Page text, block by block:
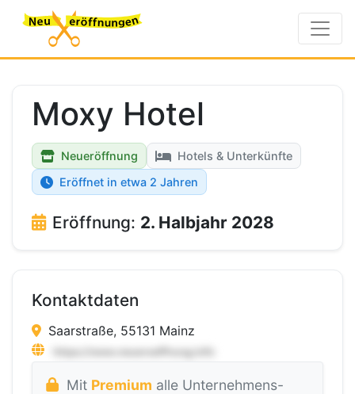
Moxy Hotel
Neueröffnung
Hotels & Unterkünfte
Eröffnet in etwa 2 Jahren
Eröffnung: 2. Halbjahr 2028
Kontaktdaten
Saarstraße, 55131 Mainz
Mit Premium alle Unternehmens-